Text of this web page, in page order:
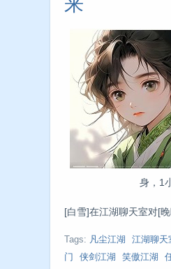
身，1
[白雪]在江湖聊天室对[
Tags: 凡尘江湖 江湖聊天
门
侠剑江湖 笑傲江湖